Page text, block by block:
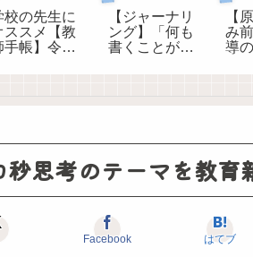
校の先生に
ススメ【教
手帳】令和
【ジャーナリ
ング】「何も
書くことがな
【
み
導
秒思考のテーマを教
Facebook はてブ